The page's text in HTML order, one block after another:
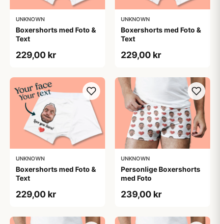
UNKNOWN
Boxershorts med Foto &
Text
229,00 kr
UNKNOWN
Boxershorts med Foto &
Text
229,00 kr
UNKNOWN
Boxershorts med Foto &
Text
229,00 kr
UNKNOWN
Personlige Boxershorts
med Foto
239,00 kr